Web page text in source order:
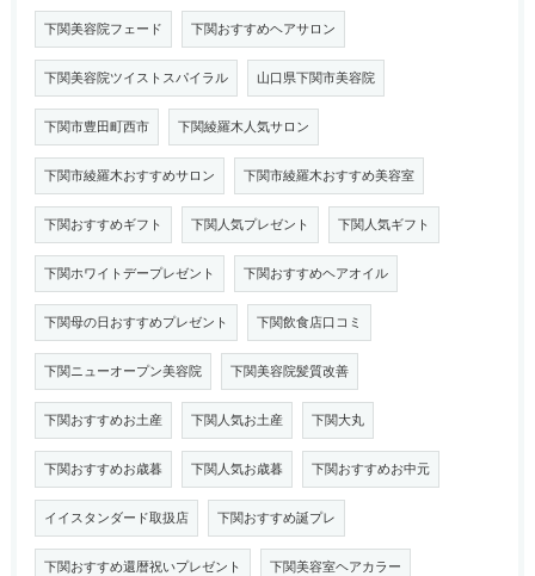
下関美容院フェード 下関おすすめヘアサロン
下関美容院ツイストスパイラル 山口県下関市美容院
下関市豊田町西市 下関綾羅木人気サロン
下関市綾羅木おすすめサロン 下関市綾羅木おすすめ美容室
下関おすすめギフト 下関人気プレゼント 下関人気ギフト
下関ホワイトデープレゼント 下関おすすめヘアオイル
下関母の日おすすめプレゼント 下関飲食店口コミ
下関ニューオープン美容院 下関美容院髪質改善
下関おすすめお土産 下関人気お土産 下関大丸
下関おすすめお歳暮 下関人気お歳暮 下関おすすめお中元
イイスタンダード取扱店 下関おすすめ誕プレ
下関おすすめ還暦祝いプレゼント 下関美容室ヘアカラー